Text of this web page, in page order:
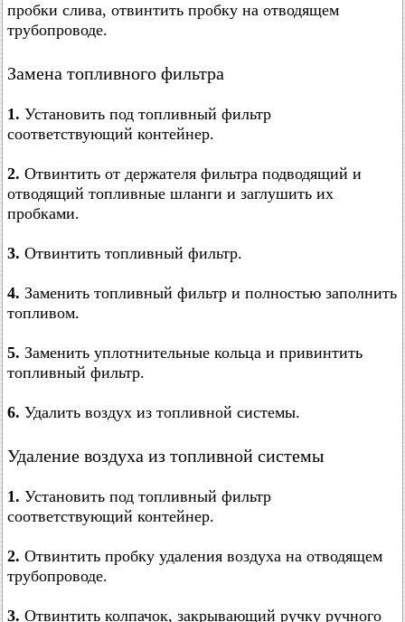
пробки слива, отвинтить пробку на отводящем
трубопроводе.
Замена топливного фильтра
1. Установить под топливный фильтр
соответствующий контейнер.
2. Отвинтить от держателя фильтра подводящий и
отводящий топливные шланги и заглушить их
пробками.
3. Отвинтить топливный фильтр.
4. Заменить топливный фильтр и полностью заполнить
топливом.
5. Заменить уплотнительные кольца и привинтить
топливный фильтр.
6. Удалить воздух из топливной системы.
Удаление воздуха из топливной системы
1. Установить под топливный фильтр
соответствующий контейнер.
2. Отвинтить пробку удаления воздуха на отводящем
трубопроводе.
3. Отвинтить колпачок, закрывающий ручку ручного